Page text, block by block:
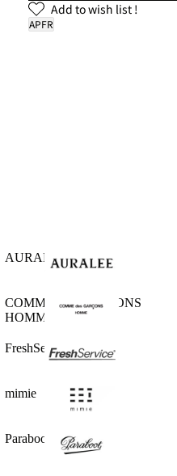
Add to wish list !
APFR
AURALEE
COMME des GARCONS
HOMME
FreshService
mimie
Paraboot